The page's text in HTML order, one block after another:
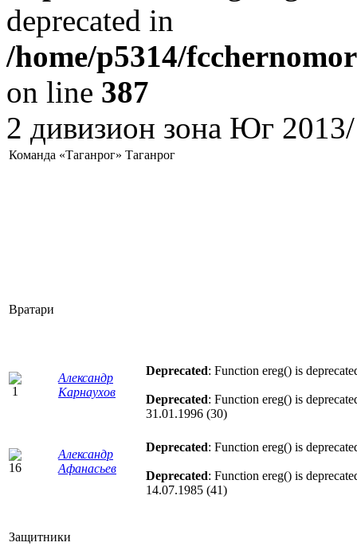
deprecated in
/home/p5314/
on line 387
2 дивизион зона Юг
Команда «Таганрог» Таганрог
Вратари
Александр
Карнаухов
Deprecated: Function ereg() is
Deprecated: Function ereg() is
31.01.1996 (30)
Александр
Афанасьев
Deprecated: Function ereg() is
Deprecated: Function ereg() is
14.07.1985 (41)
Защитники